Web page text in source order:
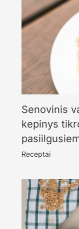
Senovinis
kepinys
Receptai